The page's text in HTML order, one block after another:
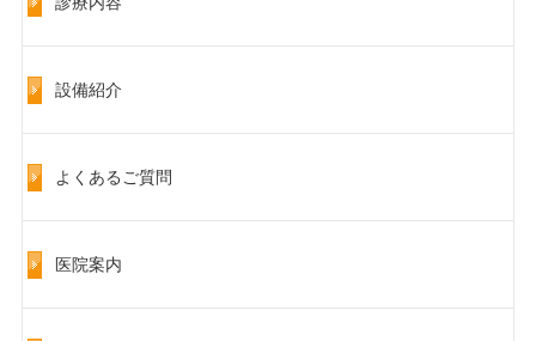
設備紹介
よくあるご質問
医院案内